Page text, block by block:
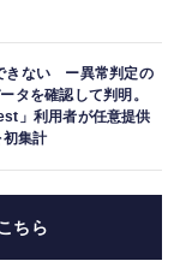
きない ー異常判定の
タを確認して判明。
」利用者が任意提供
初集計
ちら